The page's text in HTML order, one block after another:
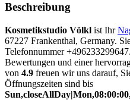
Beschreibung
Kosmetikstudio Völkl ist Ihr
67227 Frankenthal, Germany.
Telefonnummer
Bewertungen und einer
von 4.9 freuen wir uns darauf,
Öffnungszeiten sind bis